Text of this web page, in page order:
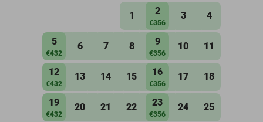
1 2
€356
3 4
5
€432
6 7 8 9
€356
10 11
12
€432
13 14 15 16
€356
17 18
19
€432
20 21 22 23
€356
24 25